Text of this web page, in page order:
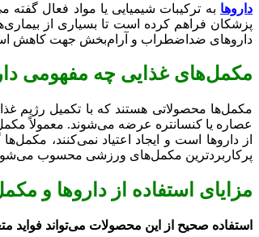
داروها به ترکیبات شیمیایی یا مواد فعال
پزشکان فراهم کرده است تا بسیاری از
داروهای ضداضطراب و آرام‌بخش جهت کاهش
مکمل‌های غذایی چه مفهومی
مکمل‌ها محصولاتی هستند که با تکمیل رژیم
عصاره یا کنسانتره عرضه می‌شوند. معمولاً
از داروها است و ایجاد اعتیاد نمی‌کنند،
پرکاربردترین مکمل‌های ورزشی محسوب
مزایای استفاده از داروها و
استفاده صحیح از این محصولات می‌تواند فواید